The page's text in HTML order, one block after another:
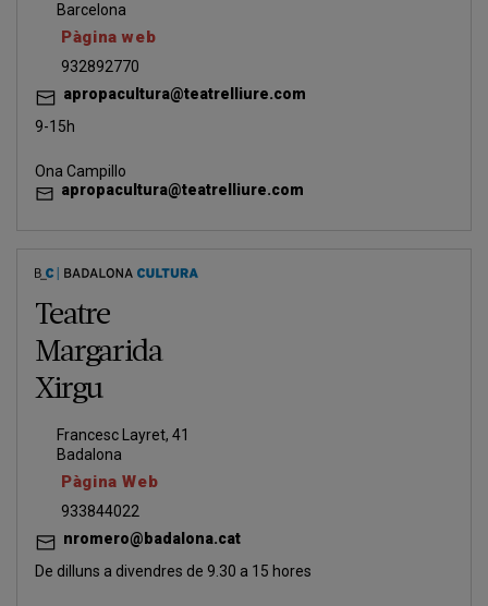
Barcelona
Pàgina web
932892770
apropacultura@teatrelliure.com
9-15h
Ona Campillo
apropacultura@teatrelliure.com
Teatre
Margarida
Xirgu
Francesc Layret, 41
Badalona
Pàgina Web
933844022
nromero@badalona.cat
De dilluns a divendres de 9.30 a 15 hores